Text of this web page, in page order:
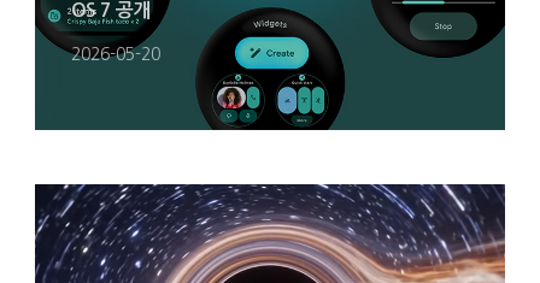
OS 7 공개
2026-05-20